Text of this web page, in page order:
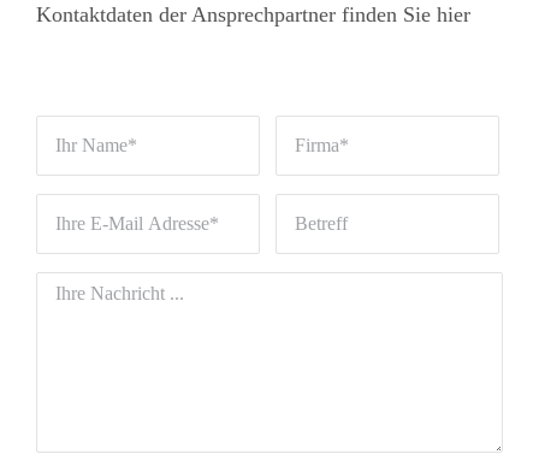
Kontaktdaten der Ansprechpartner finden Sie hier